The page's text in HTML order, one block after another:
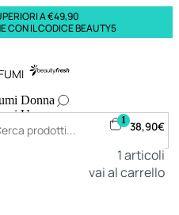
A €49,90
CON IL CODICE BEAUTY5
Donna
Uomo
Donna
1 38,90€
1articoli
vai al carrello